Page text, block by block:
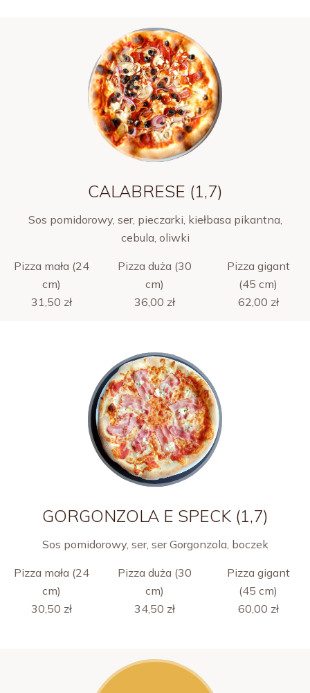
CALABRESE (1,7)
Sos pomidorowy, ser, pieczarki, kiełbasa pikantna,
cebula, oliwki
Pizza mała (24
cm)
Pizza duża (30
cm)
Pizza gigant
(45 cm)
31,50 zł
36,00 zł 62,00 zł
GORGONZOLA E SPECK (1,7)
Sos pomidorowy, ser, ser Gorgonzola, boczek
Pizza mała (24
cm)
Pizza duża (30
cm)
Pizza gigant
(45 cm)
30,50 zł
34,50 zł 60,00 zł